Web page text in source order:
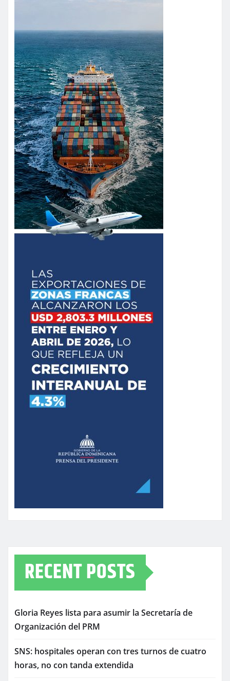
RECENT POSTS
Gloria Reyes lista para asumir la Secretaría de
Organización del PRM
SNS: hospitales operan con tres turnos de cuatro
horas, no con tanda extendida